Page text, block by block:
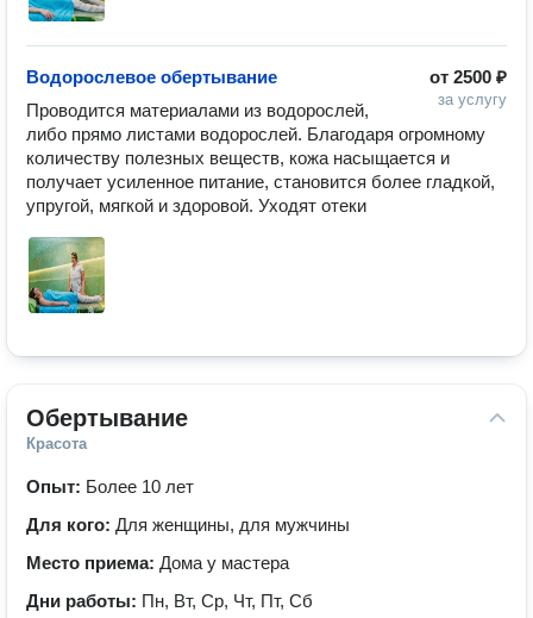
от 2500 ₽
за услугу
Водорослевое обертывание
Проводится материалами из водорослей,
либо прямо листами водорослей. Благодаря огромному
количеству полезных веществ, кожа насыщается и
получает усиленное питание, становится более гладкой,
упругой, мягкой и здоровой. Уходят отеки
Обертывание
Красота
Опыт: Более 10 лет
Для кого: Для женщины, для мужчины
Место приема: Дома у мастера
Дни работы: Пн, Вт, Ср, Чт, Пт, Сб